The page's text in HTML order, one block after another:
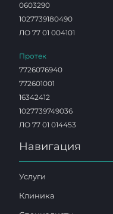
0603290
1027739180490
ЛО 77 01 004101
Протек
7726076940
772601001
16342412
1027739749036
ЛО 77 01 014453
Навигация
Услуги
Клиника